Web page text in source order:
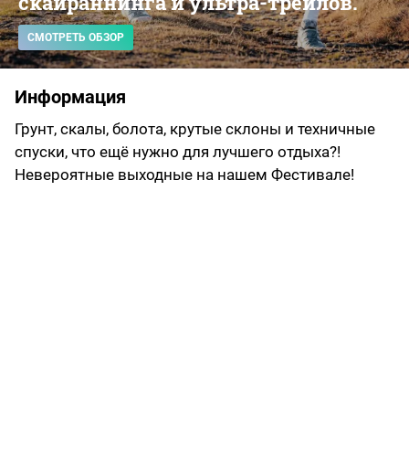
СМОТРЕТЬ ОБЗОР
Информация
Грунт, скалы, болота, крутые склоны и техничные
спуски, что ещё нужно для лучшего отдыха?!
Невероятные выходные на нашем Фестивале!